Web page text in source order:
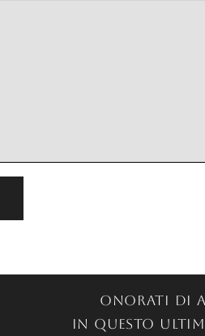
Onorati di
in questo